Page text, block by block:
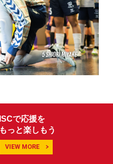
ISCで応援を
もっと楽しもう
VIEW MORE